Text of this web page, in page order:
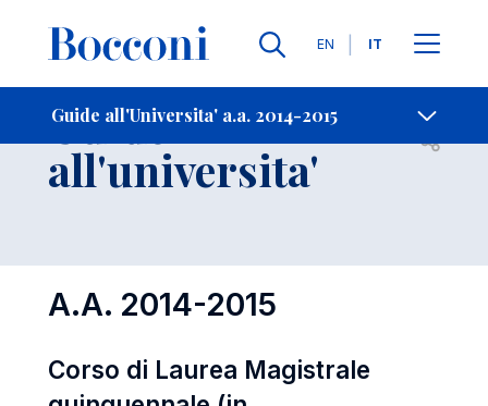
Lingue
EN IT
Guide all'Universita' a.a. 2014-2015
-
Guide
all'universita' Open
A.A. 2014-2015
Corso di Laurea Magistrale